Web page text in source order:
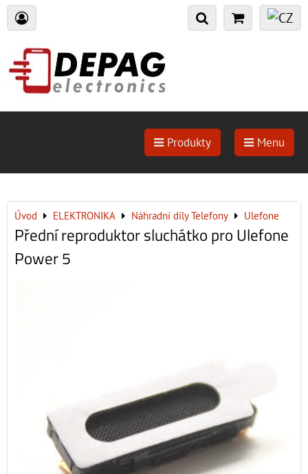
Produkty Menu
Úvod ELEKTRONIKA Náhradní díly Telefony Ulefone
Přední reproduktor sluchátko pro Ulefone
Power 5